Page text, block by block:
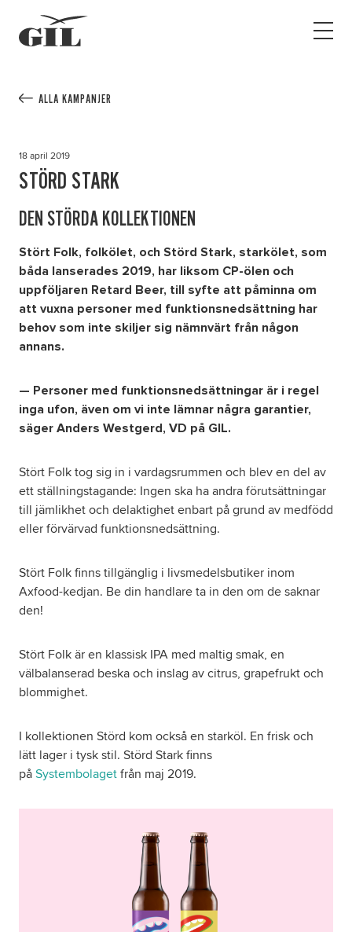
Open
Ha assistans
Jobb
Min sida
Kontakt
Kampanjer
Om oss
Nyheter
Ordlista
ALLA KAMPANJER
18 april 2019
STÖRD STARK
DEN STÖRDA KOLLEKTIONEN
Stört Folk, folkölet, och Störd Stark, starkölet, som
båda lanserades 2019, har liksom CP-ölen och
uppföljaren Retard Beer, till syfte att påminna om
att vuxna personer med funktionsnedsättning har
behov som inte skiljer sig nämnvärt från någon
annans.
— Personer med funktionsnedsättningar är i regel
inga ufon, även om vi inte lämnar några garantier,
säger Anders Westgerd, VD på GIL.
Stört Folk tog sig in i vardagsrummen och blev en del av
ett ställningstagande: Ingen ska ha andra förutsättningar
till jämlikhet och delaktighet enbart på grund av medfödd
eller förvärvad funktionsnedsättning.
Stört Folk finns tillgänglig i livsmedelsbutiker inom
Axfood-kedjan. Be din handlare ta in den om de saknar
den!
Stört Folk är en klassisk IPA med maltig smak, en
välbalanserad beska och inslag av citrus, grapefrukt och
blommighet.
I kollektionen Störd kom också en starköl. En frisk och
lätt lager i tysk stil. Störd Stark finns
på Systembolaget från maj 2019.